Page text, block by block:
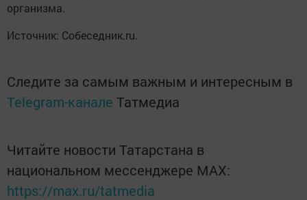
организма.
Источник: Собеседник.ru.
Следите за самым важным и интересным в
Telegram-канале Татмедиа
Читайте новости Татарстана в
национальном мессенджере MАХ:
https://max.ru/tatmedia